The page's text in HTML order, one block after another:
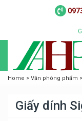
Home > Văn phòng phẩm >
Giấy dính